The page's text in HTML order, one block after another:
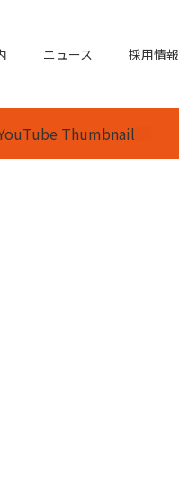
ニュース 採用情報
Thumbnail